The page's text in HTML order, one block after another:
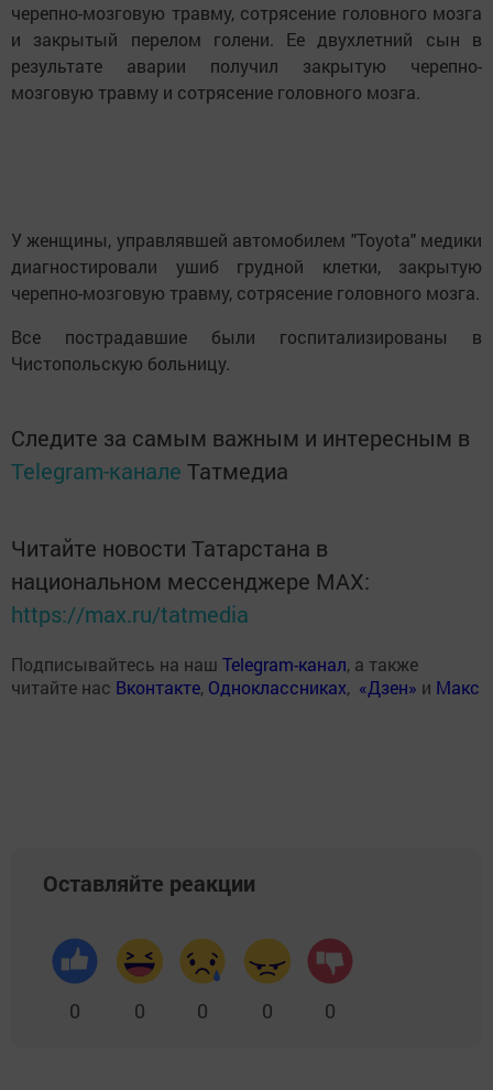
черепно-мозговую травму, сотрясение головного мозга
и закрытый перелом голени. Ее двухлетний сын в
результате аварии получил закрытую черепно-
мозговую травму и сотрясение головного мозга.
У женщины, управлявшей автомобилем "Toyota" медики
диагностировали ушиб грудной клетки, закрытую
черепно-мозговую травму, сотрясение головного мозга.
Все пострадавшие были госпитализированы в
Чистопольскую больницу.
Следите за самым важным и интересным в
Telegram-канале Татмедиа
Читайте новости Татарстана в
национальном мессенджере MАХ:
https://max.ru/tatmedia
Подписывайтесь на наш Telegram-канал, а также
читайте нас Вконтакте, Одноклассниках, «Дзен» и Макс
Оставляйте реакции
0 0 0 0 0